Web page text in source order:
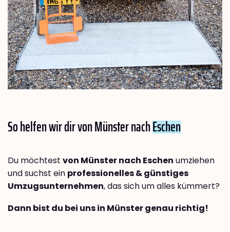
So helfen wir dir von Münster nachEschen
Du möchtest von Münster nach Eschen umziehen
und suchst ein professionelles & günstiges
Umzugsunternehmen, das sich um alles kümmert?
Dann bist du bei uns in Münster genau richtig!